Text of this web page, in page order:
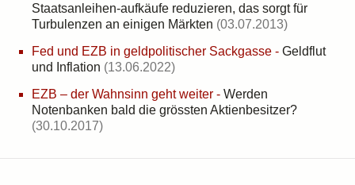
Staatsanleihen-aufkäufe reduzieren, das sorgt für
Turbulenzen an einigen Märkten (03.07.2013)
Fed und EZB in geldpolitischer Sackgasse - Geldflut
und Inflation (13.06.2022)
EZB – der Wahnsinn geht weiter - Werden
Notenbanken bald die grössten Aktienbesitzer?
(30.10.2017)